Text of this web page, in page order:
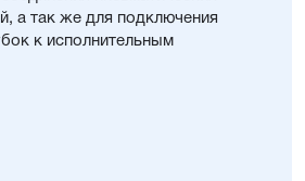
а так же для подключения
к исполнительным